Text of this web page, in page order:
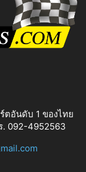
ตอันดับ 1 ของไทย
092-4952563